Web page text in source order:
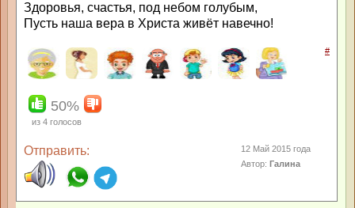
Здоровья, счастья, под небом голубым,
Пусть наша вера в Христа живёт навечно!
#
50%
из 4 голосов
Отправить:
12 Май 2015 года
Автор:Галина